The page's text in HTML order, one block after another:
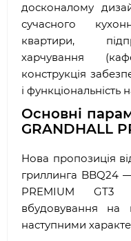
досконалому
сучасного
квартири,
харчування
конструкція
і функціональність
Основні
GRANDHALL
Нова пропозиція
гриллинга BBQ24
PREMIUM GT3
вбудовування на
наступними